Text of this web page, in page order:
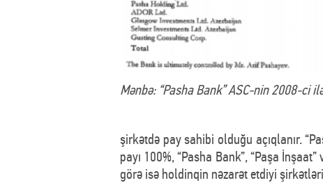
Mənbə: “Pasha Bank” ASC-nin 2008-ci
şirkətdə pay sahibi olduğu açıqlanır.
payı 100%, “Pasha Bank”, “Paşa
görə isə holdinqin nəzarət etdiyi